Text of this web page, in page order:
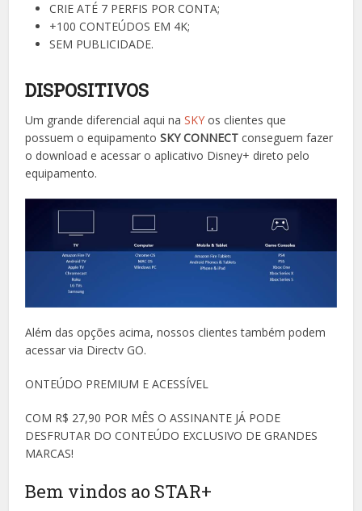
CRIE ATÉ 7 PERFIS POR CONTA;
+100 CONTEÚDOS EM 4K;
SEM PUBLICIDADE.
DISPOSITIVOS
Um grande diferencial aqui naSKY os clientes que
possuem o equipamentoSKY CONNECTconseguem fazer
o download e acessar o aplicativo Disney+ direto pelo
equipamento.
Além das opções acima, nossos clientes também podem
acessar via Directv GO.
ONTEÚDO PREMIUM E ACESSÍVEL
COM R$ 27,90 POR MÊS O ASSINANTE JÁ PODE
DESFRUTAR DO CONTEÚDO EXCLUSIVO DE GRANDES
MARCAS!
Bem vindos ao STAR+